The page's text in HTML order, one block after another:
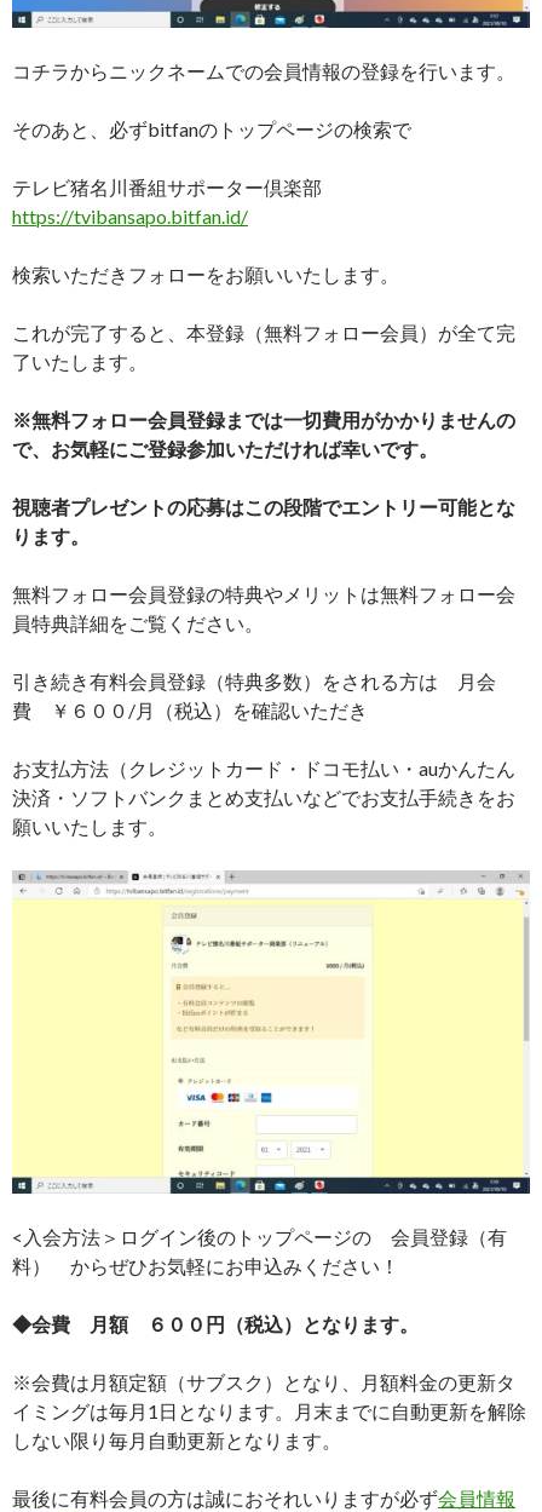
コチラからニックネームでの会員情報の登録を行います。
そのあと、必ずbitfanのトップページの検索で
テレビ猪名川番組サポーター倶楽部
https://tvibansapo.bitfan.id/
検索いただきフォローをお願いいたします。
これが完了すると、本登録（無料フォロー会員）が全て完
了いたします。
※無料フォロー会員登録までは一切費用がかかりませんの
で、お気軽にご登録参加いただければ幸いです。
視聴者プレゼントの応募はこの段階でエントリー可能とな
ります。
無料フォロー会員登録の特典やメリットは無料フォロー会
員特典詳細をご覧ください。
引き続き有料会員登録（特典多数）をされる方は 月会
費 ￥６００/月（税込）を確認いただき
お支払方法（クレジットカード・ドコモ払い・auかんたん
決済・ソフトバンクまとめ支払いなどでお支払手続きをお
願いいたします。
<入会方法＞ログイン後のトップページの 会員登録（有
料） からぜひお気軽にお申込みください！
◆会費 月額 ６００円（税込）となります。
※会費は月額定額（サブスク）となり、月額料金の更新タ
イミングは毎月1日となります。月末までに自動更新を解除
しない限り毎月自動更新となります。
最後に有料会員の方は誠におそれいりますが必ず会員情報